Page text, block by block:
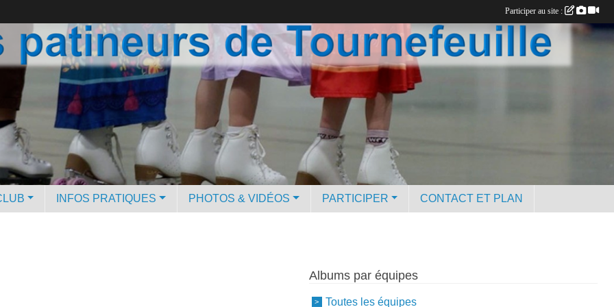
INFOS PRATIQUES PHOTOS & VIDÉOS PARTICIPER CONTACT ET PLAN
Albums par équipes
Toutes les équipes
Participer au site :